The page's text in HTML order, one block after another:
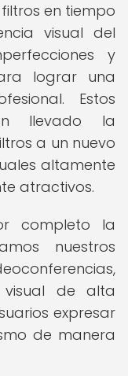
en tiempo
visual del
y
lograr una
Estos
llevado la
a un nuevo
altamente
atractivos.
completo la
nuestros
visual de alta
expresar
de manera